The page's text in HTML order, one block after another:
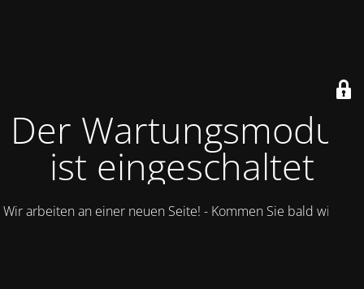
Der Wartungsmodus
ist eingeschaltet
Wir arbeiten an einer neuen Seite! - Kommen Sie bald wieder.